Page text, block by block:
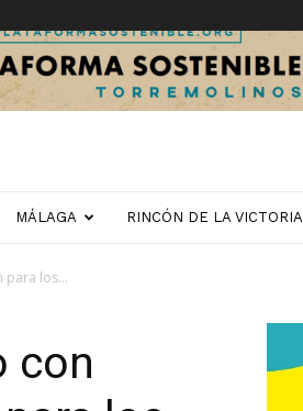
MÁLAGA RINCÓN DE LA VICTORIA
para los...
con